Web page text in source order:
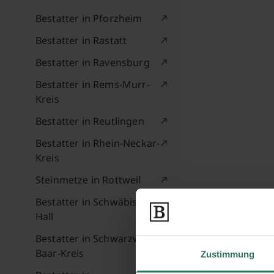
Zustimmung
Bestatter in Pforzheim
Bestatter in Rastatt
Bestatter in Ravensburg
Bestatter in Rems-Murr-
Kreis
Bestatter in Reutlingen
Bestatter in Rhein-Neckar-
Kreis
Steinmetze in Rottweil
Bestatter in Schwäbisch
Hall
Bestatter in Schwarzwald-
Baar-Kreis